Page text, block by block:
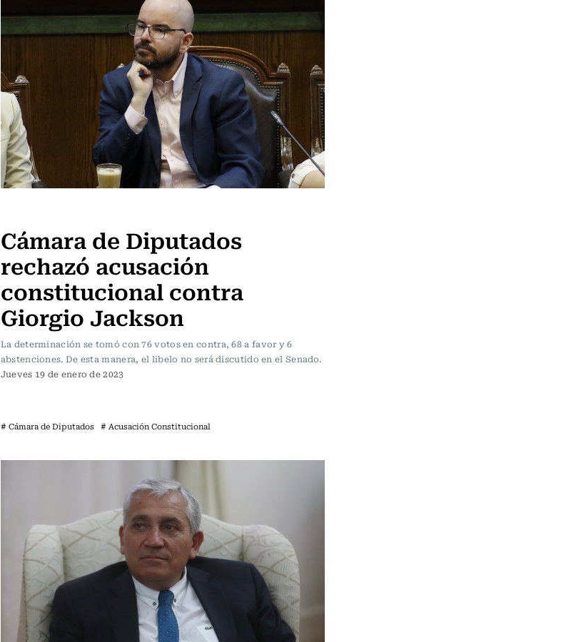
Cámara de Diputados
rechazó acusación
constitucional contra
Giorgio Jackson
La determinación se tomó con 76 votos en contra, 68 a favor y 6
abstenciones. De esta manera, el libelo no será discutido en el Senado.
Jueves 19 de enero de 2023
# Cámara de Diputados # Acusación Constitucional